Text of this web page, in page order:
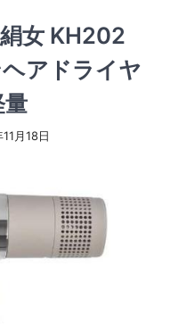
女 KH202
アドライヤ
量
月18日